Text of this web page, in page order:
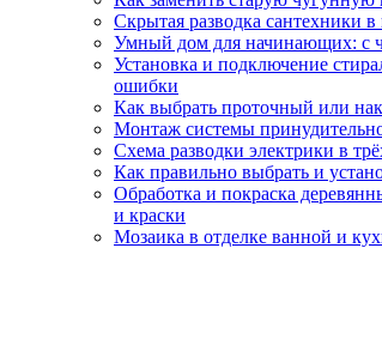
Скрытая разводка сантехники
Умный дом для начинающих: с
Установка и подключение
ошибки
Как выбрать проточный или
Монтаж системы
Схема разводки электрики в
Как правильно выбрать и
Обработка и покраска
и краски
Мозаика в отделке ванной и